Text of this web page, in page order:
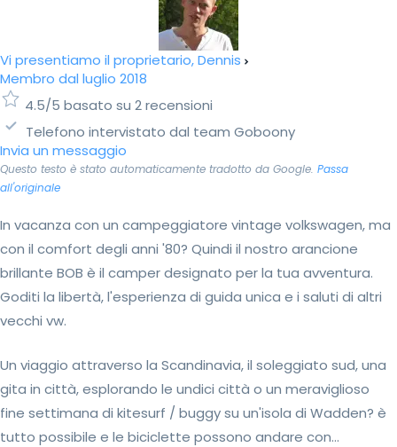
Vi presentiamo il proprietario, Dennis
Membro dal luglio 2018
4.5/5 basato su 2 recensioni
Telefono intervistato dal team Goboony
Invia un messaggio
Questo testo è stato automaticamente tradotto da Google. Passa
all'originale
In vacanza con un campeggiatore vintage volkswagen, ma
con il comfort degli anni '80? Quindi il nostro arancione
brillante BOB è il camper designato per la tua avventura.
Goditi la libertà, l'esperienza di guida unica e i saluti di altri
vecchi vw.
Un viaggio attraverso la Scandinavia, il soleggiato sud, una
gita in città, esplorando le undici città o un meraviglioso
fine settimana di kitesurf / buggy su un'isola di Wadden? è
tutto possibile e le biciclette possono andare con...